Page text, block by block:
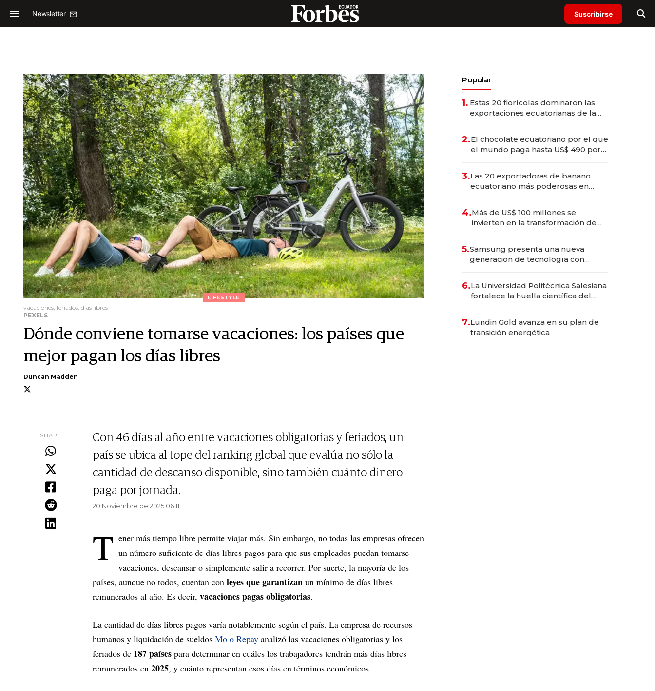
Newsletter Suscribirse
LIFESTYLE
vacaciones, feriados, dias libres
PEXELS
Dónde conviene tomarse vacaciones: los países que
mejor pagan los días libres
Duncan Madden
SHARE
Con 46 días al año entre vacaciones obligatorias y feriados, un
país se ubica al tope del ranking global que evalúa no sólo la
cantidad de descanso disponible, sino también cuánto dinero
paga por jornada.
20 Noviembre de 2025 06.11
T ener más tiempo libre permite viajar más. Sin embargo, no todas las empresas ofrecen
un número suficiente de días libres pagos para que sus empleados puedan tomarse
vacaciones, descansar o simplemente salir a recorrer. Por suerte, la mayoría de los
países, aunque no todos, cuentan con leyes que garantizan un mínimo de días libres
remunerados al año. Es decir, vacaciones pagas obligatorias.
La cantidad de días libres pagos varía notablemente según el país. La empresa de recursos
humanos y liquidación de sueldos Mo o Repay analizó las vacaciones obligatorias y los
feriados de 187 países para determinar en cuáles los trabajadores tendrán más días libres
remunerados en 2025, y cuánto representan esos días en términos económicos.
Popular
1. Estas 20 florícolas dominaron las
exportaciones ecuatorianas de la
2.El chocolate ecuatoriano por el que
el mundo paga hasta US$ 490 por
3.Las 20 exportadoras de banano
ecuatoriano más poderosas en
4.Más de US$ 100 millones se
invierten en la transformación de
5.Samsung presenta una nueva
generación de tecnología con
6.La Universidad Politécnica Salesiana
fortalece la huella científica del
7.Lundin Gold avanza en su plan de
transición energética